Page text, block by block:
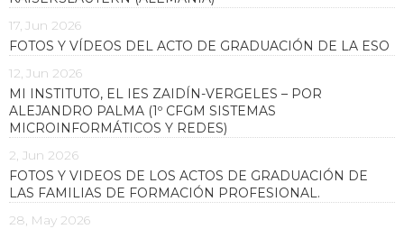
17, Jun 2026
FOTOS Y VÍDEOS DEL ACTO DE GRADUACIÓN DE LA ESO
12, Jun 2026
MI INSTITUTO, EL IES ZAIDÍN-VERGELES – POR
ALEJANDRO PALMA (1º CFGM SISTEMAS
MICROINFORMÁTICOS Y REDES)
2, Jun 2026
FOTOS Y VIDEOS DE LOS ACTOS DE GRADUACIÓN DE
LAS FAMILIAS DE FORMACIÓN PROFESIONAL.
28, May 2026